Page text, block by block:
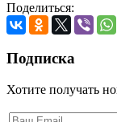
Поделиться:
Подписка
Хотите получать